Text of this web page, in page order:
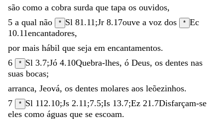
são como a cobra surda que tapa os ouvidos,
5 a qual não * Sl 81.11 ;Jr 8.17ouve a voz dos * Ec
10.11encantadores,
por mais hábil que seja em encantamentos.
6
* Sl 3.7;Jó 4.10Quebra-lhes, ó Deus, os dentes nas
suas bocas;
arranca, Jeová, os dentes molares aos leõezinhos.
7
* Sl 112.10;Js 2.11 ;7.5;Is 13.7;Ez 21.7Disfarçam-se
eles como águas que se escoam.